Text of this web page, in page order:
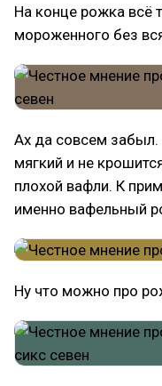
На конце рожка всё
мороженного без
Ах да совсем
мягкий и не
плохой вафли. К
именно вафельный
Ну что можно про